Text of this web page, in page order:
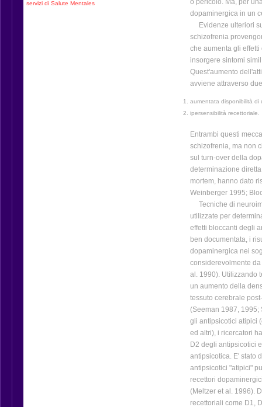
servizi di Salute Mentales
o pericolo. Ma, per
dopaminergica in un
Evidenze ulteriori
schizofrenia
che aumenta gli
insorgere sintomi
Quest'aumento
avviene attraverso
aumentata disponibilità di
ipersensibilità recettoriale.
Entrambi questi
schizofrenia, ma non
sul turn-over della
determinazione
mortem, hanno dato
Weinberger 1995;
Tecniche di
utilizzate per
effetti bloccanti degli
ben documentata, i
dopaminergica nei
considerevolmente
al. 1990). Utilizzando
un aumento della
tessuto cerebrale
(Seeman 1987, 1995;
gli antipsicotici atipici
ed altri), i ricercatori
D2 degli antipsicotici
antipsicotica. E' stato
antipsicotici "atipici"
recettori
(Meltzer et al. 1996).
recettoriali come D1,